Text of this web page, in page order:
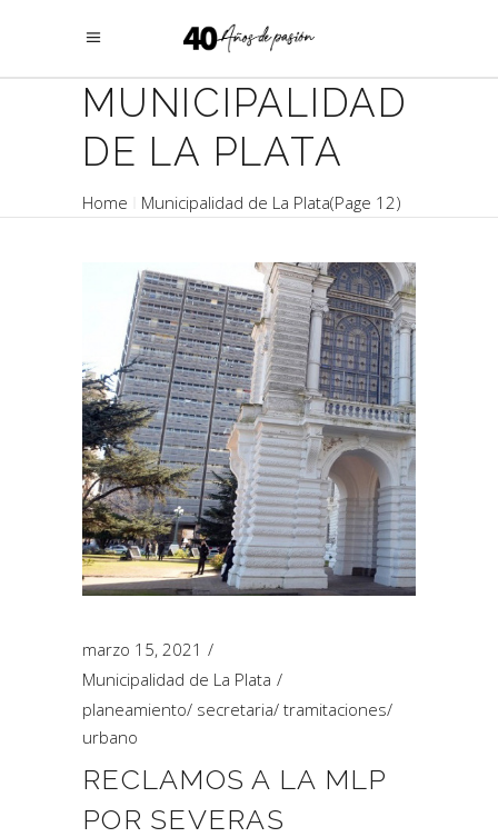
MUNICIPALIDAD
DE LA PLATA
Home Municipalidad de La Plata(Page 12)
marzo 15, 2021
Municipalidad de La Plata
planeamiento/ secretaria/ tramitaciones/
urbano
RECLAMOS A LA MLP
POR SEVERAS